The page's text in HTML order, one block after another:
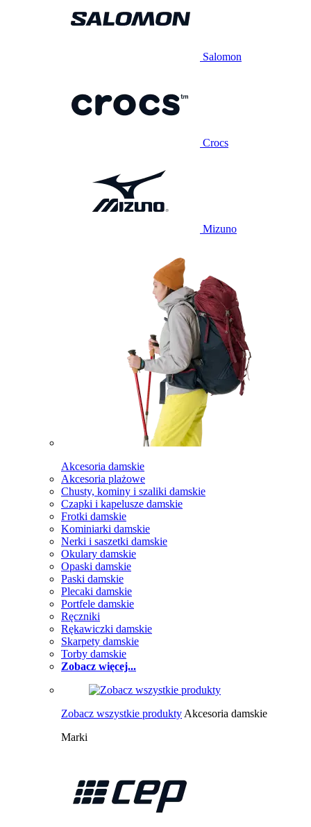
Salomon
Crocs
Mizuno
Akcesoria damskie
Akcesoria plażowe
Chusty, kominy i szaliki damskie
Czapki i kapelusze damskie
Frotki damskie
Kominiarki damskie
Nerki i saszetki damskie
Okulary damskie
Opaski damskie
Paski damskie
Plecaki damskie
Portfele damskie
Ręczniki
Rękawiczki damskie
Skarpety damskie
Torby damskie
Zobacz więcej...
Zobacz wszystkie produkty Akcesoria damskie
Marki